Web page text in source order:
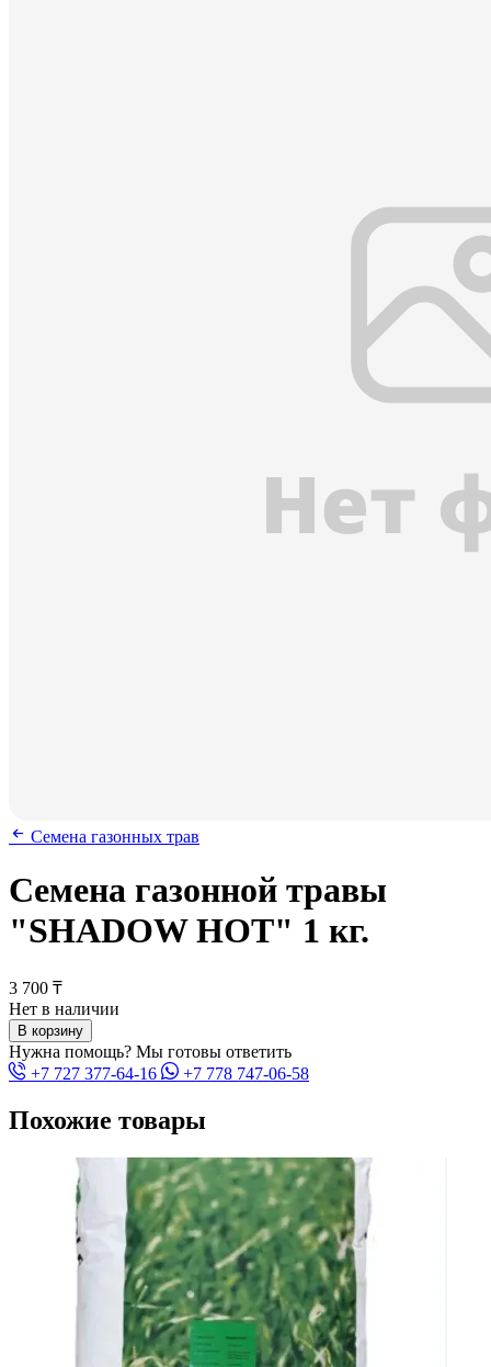
Семена газонных трав
Семена газонной травы
"SHADOW HOT" 1 кг.
3 700 ₸
Нет в наличии
В корзину
Нужна помощь? Мы готовы ответить
+7 727 377-64-16
+7 778 747-06-58
Похожие товары